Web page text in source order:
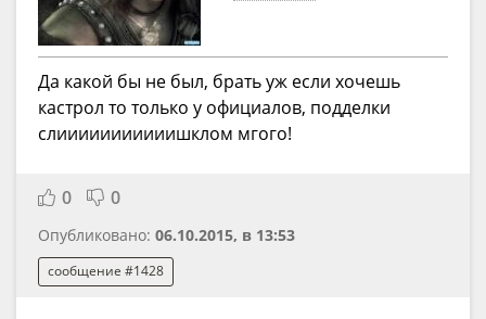
Да какой бы не был, брать уж если хочешь
кастрол то только у официалов, подделки
слииииииииииишклом мгого!
0 0
Опубликовано: 06.10.2015, в 13:53
сообщение #1428